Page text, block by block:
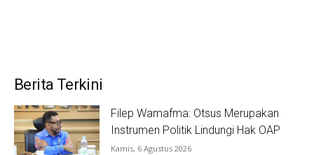
Berita Terkini
Filep Wamafma: Otsus Merupakan
Instrumen Politik Lindungi Hak OAP
Kamis, 6 Agustus 2026